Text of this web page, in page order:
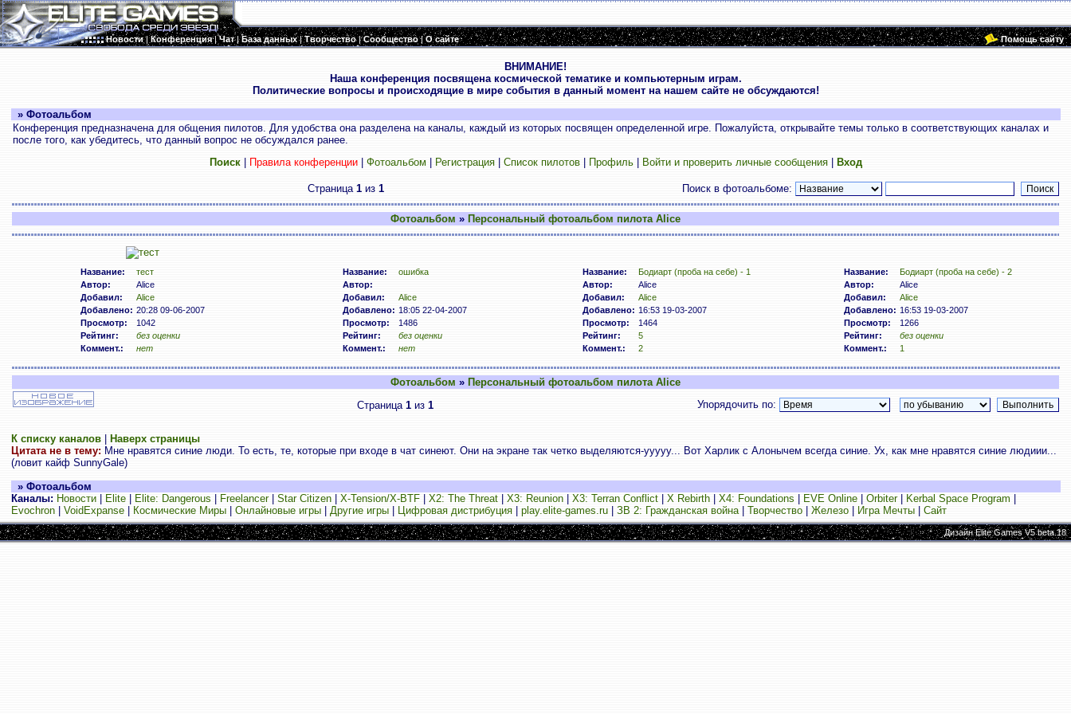
Новости|Конференция|Чат|База данных|Творчество|Сообщество|О сайте Помощь сайту
ВНИМАНИЕ!
Наша конференция посвящена космической тематике и компьютерным играм.
Политические вопросы и происходящие в мире события в данный момент на нашем сайте не обсуждаются!
» Фотоальбом
Конференция предназначена для общения пилотов. Для удобства она разделена на каналы, каждый из которых посвящен определенной игре. Пожалуйста, открывайте темы только в соответствующих каналах и
после того, как убедитесь, что данный вопрос не обсуждался ранее.
Поиск| Правила конференции| Фотоальбом Регистрация| Список пилотов| Профиль| Войти и проверить личные сообщения| Вход
Страница 1 из 1 Поиск в фотоальбоме:
Фотоальбом » Персональный фотоальбом пилота Alice
Название:
тест
Автор:
Alice
Добавил:
Alice
Добавлено: 20:28 09-06-2007
Просмотр:
1042
Рейтинг:
без оценки
Коммент.:
нет
Название:
ошибка
Автор:
Добавил:
Alice
Добавлено: 18:05 22-04-2007
Просмотр:
1486
Рейтинг:
без оценки
Коммент.:
нет
Название:
Бодиарт (проба на себе) - 1
Автор:
Alice
Добавил:
Alice
Добавлено: 16:53 19-03-2007
Просмотр:
1464
Рейтинг:
5
Коммент.:
2
Название:
Бодиарт (проба на себе) - 2
Автор:
Alice
Добавил:
Alice
Добавлено: 16:53 19-03-2007
Просмотр:
1266
Рейтинг:
без оценки
Коммент.:
1
Фотоальбом » Персональный фотоальбом пилота Alice
Страница 1 из 1 Упорядочить по:
К списку каналов|
Наверх страницы
Цитата не в тему:Мне нравятся синие люди. То есть, те, которые при входе в чат синеют. Они на экране так четко выделяются-ууууу... Вот Харлик с Алонычем всегда синие. Ух, как мне нравятся синие людиии...
(ловит кайф SunnyGale)
» Фотоальбом
Каналы: Новости| Elite| Elite: Dangerous Freelancer| Star Citizen| X-Tension/X-BTF| X2: The Threat| X3: Reunion| X3: Terran Conflict| X Rebirth| X4: Foundations EVE Online| Orbiter| Kerbal Space Program
Evochron| VoidExpanse| Космические Миры| Онлайновые игры| Другие игры| Цифровая дистрибуция| play.elite-games.ru| ЗВ 2: Гражданская война| Творчество| Железо| Игра Мечты| Сайт
Дизайн Elite Games V5 beta.18